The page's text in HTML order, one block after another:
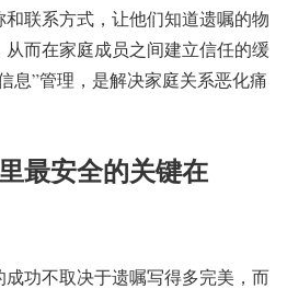
联系方式，让他们知道遗嘱的物
而在家庭成员之间建立信任的缓
息”管理，是解决家庭关系恶化痛
最安全的关键在
功不取决于遗嘱写得多完美，而